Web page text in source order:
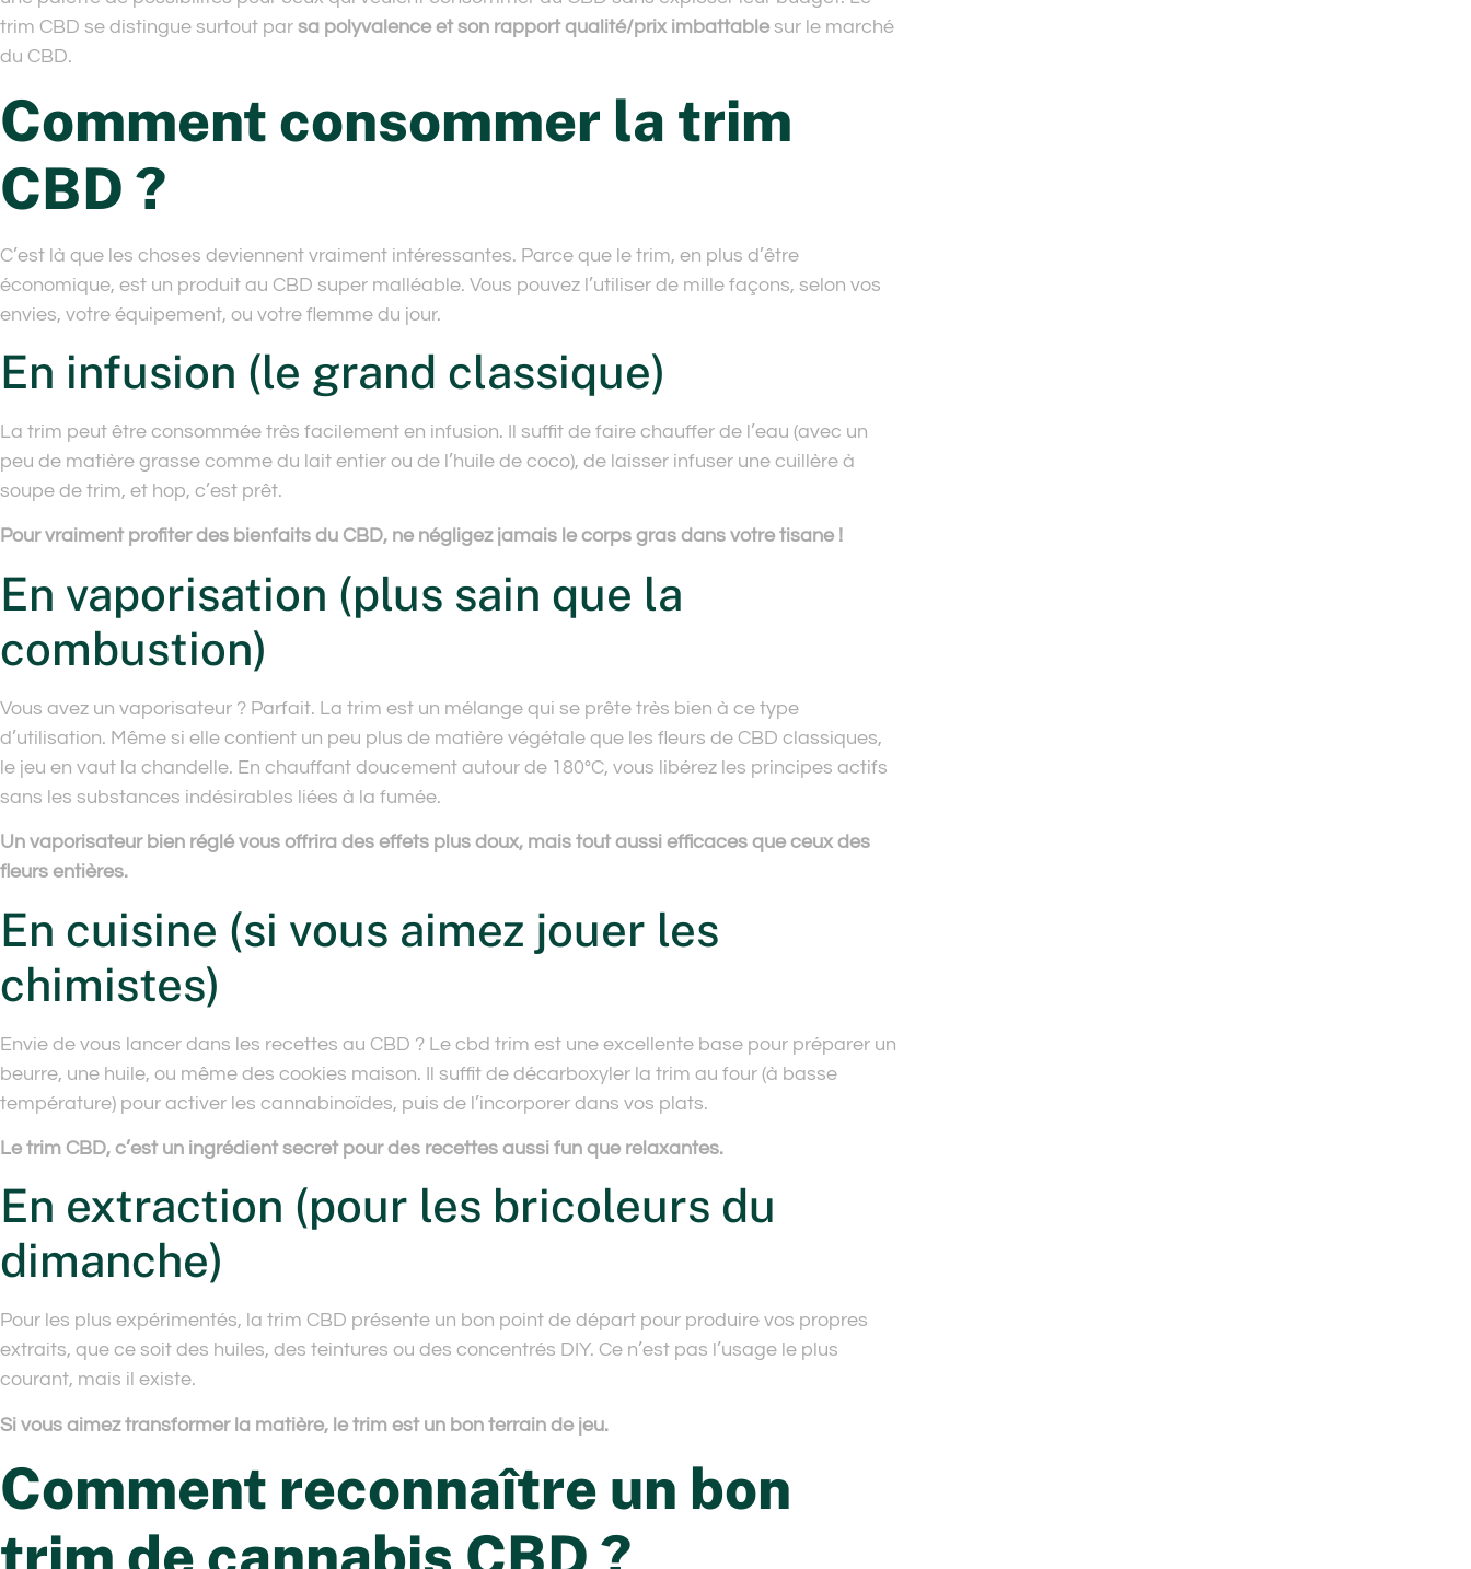
trim CBD se distingue surtout par sa polyvalence et son rapport qualité/prix imbattablesur le marché
du CBD.
Comment consommer la trim
CBD ?
C’est là que les choses deviennent vraiment intéressantes. Parce que le trim, en plus d’être
économique, est un produit au CBD super malléable. Vous pouvez l’utiliser de mille façons, selon vos
envies, votre équipement, ou votre flemme du jour.
En infusion (le grand classique)
La trim peut être consommée très facilement en infusion. Il suffit de faire chauffer de l’eau (avec un
peu de matière grasse comme du lait entier ou de l’huile de coco), de laisser infuser une cuillère à
soupe de trim, et hop, c’est prêt.
Pour vraiment profiter des bienfaits du CBD, ne négligez jamais le corps gras dans votre tisane !
En vaporisation (plus sain que la
combustion)
Vous avez un vaporisateur ? Parfait. La trim est un mélange qui se prête très bien à ce type
d’utilisation. Même si elle contient un peu plus de matière végétale que les fleurs de CBD classiques,
le jeu en vaut la chandelle. En chauffant doucement autour de 180°C, vous libérez les principes actifs
sans les substances indésirables liées à la fumée.
Un vaporisateur bien réglé vous offrira des effets plus doux, mais tout aussi efficaces que ceux des
fleurs entières.
En cuisine (si vous aimez jouer les
chimistes)
Envie de vous lancer dans les recettes au CBD ? Le cbd trim est une excellente base pour préparer un
beurre, une huile, ou même des cookies maison. Il suffit de décarboxyler la trim au four (à basse
température) pour activer les cannabinoïdes, puis de l’incorporer dans vos plats.
Le trim CBD, c’est un ingrédient secret pour des recettes aussi fun que relaxantes.
En extraction (pour les bricoleurs du
dimanche)
Pour les plus expérimentés, la trim CBD présente un bon point de départ pour produire vos propres
extraits, que ce soit des huiles, des teintures ou des concentrés DIY. Ce n’est pas l’usage le plus
courant, mais il existe.
Si vous aimez transformer la matière, le trim est un bon terrain de jeu.
Comment reconnaître un bon